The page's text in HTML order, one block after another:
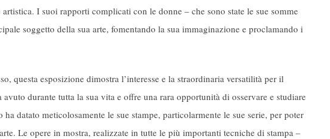
I suoi rapporti complicati con le donne – che sono state le sue somme
soggetto della sua arte, fomentando la sua immaginazione e proclamando i
questa esposizione dimostra l’interesse e la straordinaria versatilità per il
avuto durante tutta la sua vita e offre una rara opportunità di osservare e studiare
datato meticolosamente le sue stampe, particolarmente le sue serie, per poter
Le opere in mostra, realizzate in tutte le più importanti tecniche di stampa –